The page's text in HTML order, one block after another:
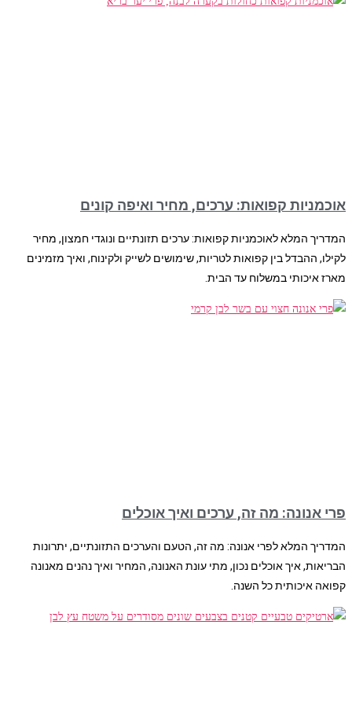
אוכמניות קפואות: ערכים, מחיר ואיפה קונים
המדריך המלא לאוכמניות קפואות: ערכים תזונתיים ונוגדי חמצון, מחיר
לקילו, ההבדל בין קפואות לטריות, שימושים לשייק ולקינוח, ואיך מזמינים
מארז איכותי במשלוח עד הבית.
פרי אנונה: מה זה, ערכים ואיך אוכלים
המדריך המלא לפרי אנונה: מה זה, הטעם והערכים התזונתיים, יתרונות
הבריאות, איך אוכלים נכון, מתי עונת האנונה, המחיר ואיך נהנים מאנונה
קפואה איכותית כל השנה.